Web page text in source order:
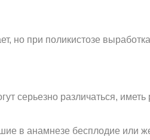
но при поликистозе
серьезно различаться,
в анамнезе бесплодие или